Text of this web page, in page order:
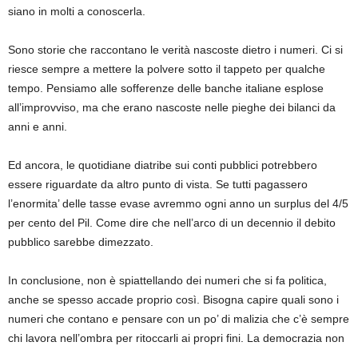
siano in molti a conoscerla.
Sono storie che raccontano le verità nascoste dietro i numeri. Ci si
riesce sempre a mettere la polvere sotto il tappeto per qualche
tempo. Pensiamo alle sofferenze delle banche italiane esplose
all’improvviso, ma che erano nascoste nelle pieghe dei bilanci da
anni e anni.
Ed ancora, le quotidiane diatribe sui conti pubblici potrebbero
essere riguardate da altro punto di vista. Se tutti pagassero
l’enormita’ delle tasse evase avremmo ogni anno un surplus del 4/5
per cento del Pil. Come dire che nell’arco di un decennio il debito
pubblico sarebbe dimezzato.
In conclusione, non è spiattellando dei numeri che si fa politica,
anche se spesso accade proprio così. Bisogna capire quali sono i
numeri che contano e pensare con un po’ di malizia che c’è sempre
chi lavora nell’ombra per ritoccarli ai propri fini. La democrazia non